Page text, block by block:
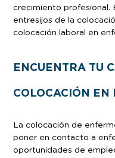
crecimiento profesional.
entresijos de la
colocación laboral en
ENCUENTRA TU
COLOCACIÓN EN
La colocación de
poner en contacto a
oportunidades de